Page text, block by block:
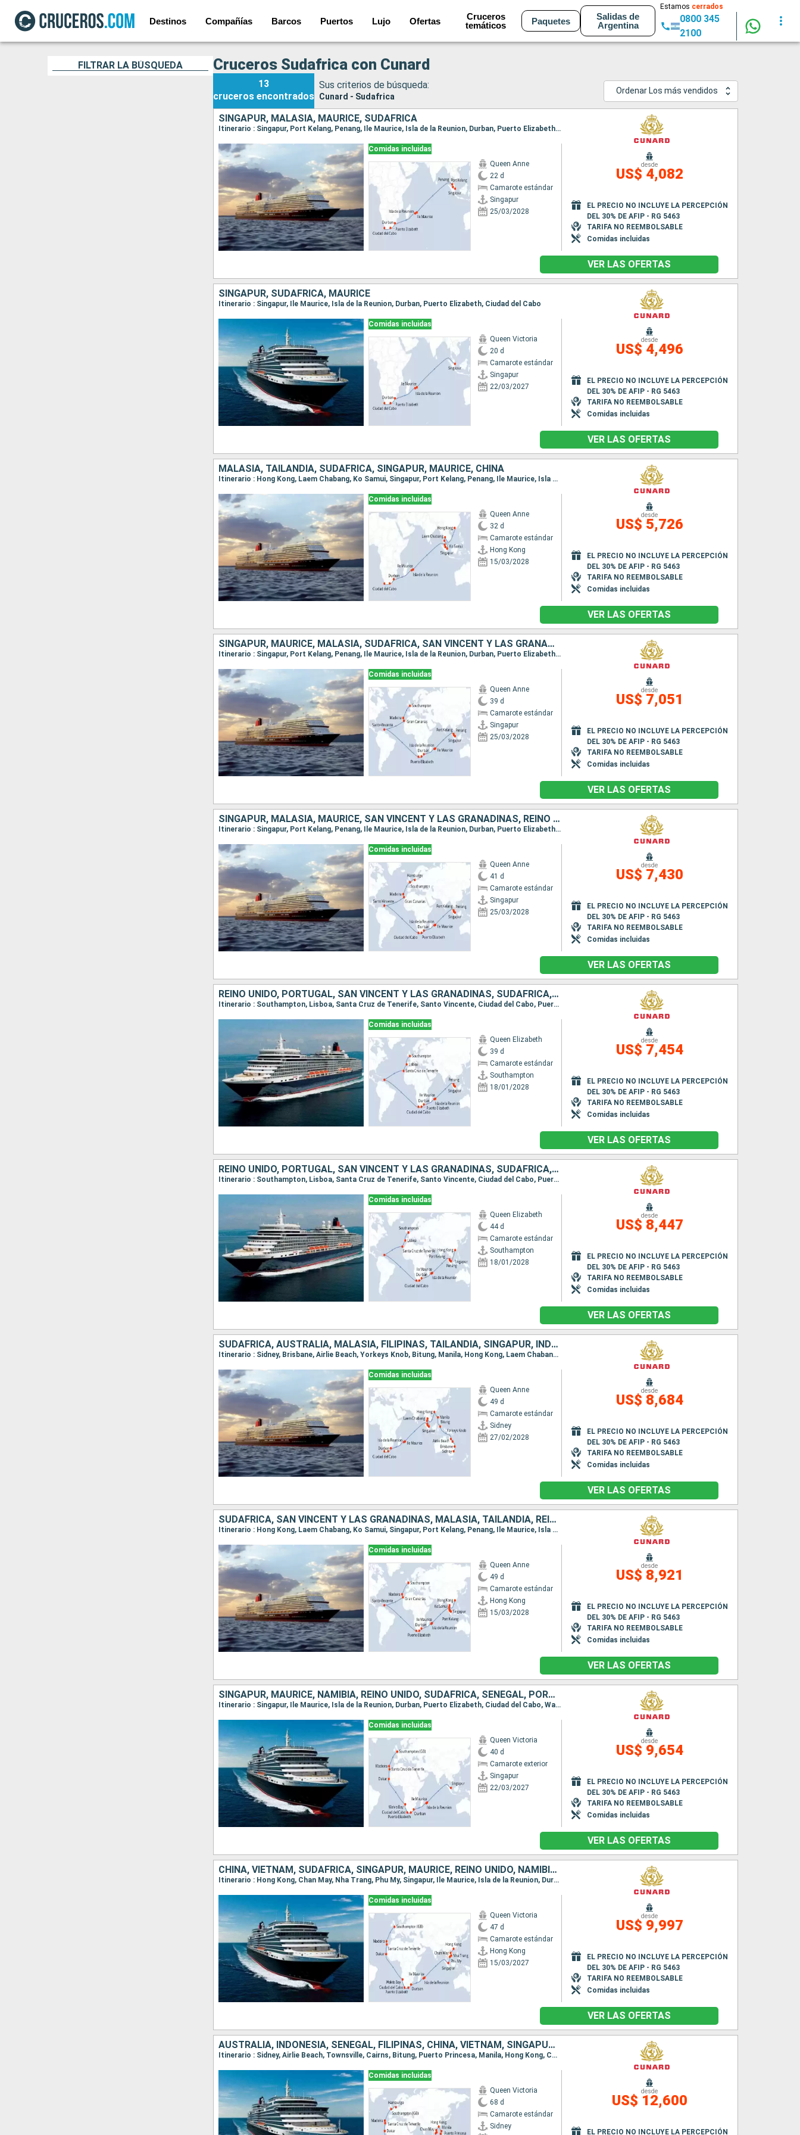
Destinos Compañías Barcos Puertos Lujo Ofertas
Cruceros
temáticos
Paquetes
Salidas de
Argentina
Estamos cerrados
0800 345
2100
FILTRAR LA BÚSQUEDA Cruceros Sudafrica con Cunard
13
cruceros encontrados
Sus criterios de búsqueda:
Cunard - Sudafrica
Ordenar Los más vendidos
SINGAPUR, MALASIA, MAURICE, SUDAFRICA
Itinerario : Singapur, Port Kelang, Penang, Ile Maurice, Isla de la Reunion, Durban, Puerto Elizabeth, Ciudad del Cabo
Comidas incluidas
Queen Anne
22 d
Camarote estándar
Singapur
25/03/2028
desde
US$ 4,082
EL PRECIO NO INCLUYE LA PERCEPCIÓN
DEL 30% DE AFIP - RG 5463
TARIFA NO REEMBOLSABLE
Comidas incluidas
VER LAS OFERTAS
SINGAPUR, SUDAFRICA, MAURICE
Itinerario : Singapur, Ile Maurice, Isla de la Reunion, Durban, Puerto Elizabeth, Ciudad del Cabo
Comidas incluidas
Queen Victoria
20 d
Camarote estándar
Singapur
22/03/2027
desde
US$ 4,496
EL PRECIO NO INCLUYE LA PERCEPCIÓN
DEL 30% DE AFIP - RG 5463
TARIFA NO REEMBOLSABLE
Comidas incluidas
VER LAS OFERTAS
MALASIA, TAILANDIA, SUDAFRICA, SINGAPUR, MAURICE, CHINA
Itinerario : Hong Kong, Laem Chabang, Ko Samui, Singapur, Port Kelang, Penang, Ile Maurice, Isla de la Reunion, Durban, Puerto Elizabeth, Ciudad del Cabo
Comidas incluidas
Queen Anne
32 d
Camarote estándar
Hong Kong
15/03/2028
desde
US$ 5,726
EL PRECIO NO INCLUYE LA PERCEPCIÓN
DEL 30% DE AFIP - RG 5463
TARIFA NO REEMBOLSABLE
Comidas incluidas
VER LAS OFERTAS
SINGAPUR, MAURICE, MALASIA, SUDAFRICA, SAN VINCENT Y LAS GRANADINAS, ESPAÑA, PORTUGAL, REINO UNIDO
Itinerario : Singapur, Port Kelang, Penang, Ile Maurice, Isla de la Reunion, Durban, Puerto Elizabeth, Ciudad del Cabo, Santo Vincente, Gran Canarias, Madeira, Southampton
Comidas incluidas
Queen Anne
39 d
Camarote estándar
Singapur
25/03/2028
desde
US$ 7,051
EL PRECIO NO INCLUYE LA PERCEPCIÓN
DEL 30% DE AFIP - RG 5463
TARIFA NO REEMBOLSABLE
Comidas incluidas
VER LAS OFERTAS
SINGAPUR, MALASIA, MAURICE, SAN VINCENT Y LAS GRANADINAS, REINO UNIDO, SUDAFRICA, ESPAÑA, PORTUGAL, ALEMANIA
Itinerario : Singapur, Port Kelang, Penang, Ile Maurice, Isla de la Reunion, Durban, Puerto Elizabeth, Ciudad del Cabo, Santo Vincente, Gran Canarias, Madeira, Southampton, Hamburgo
Comidas incluidas
Queen Anne
41 d
Camarote estándar
Singapur
25/03/2028
desde
US$ 7,430
EL PRECIO NO INCLUYE LA PERCEPCIÓN
DEL 30% DE AFIP - RG 5463
TARIFA NO REEMBOLSABLE
Comidas incluidas
VER LAS OFERTAS
REINO UNIDO, PORTUGAL, SAN VINCENT Y LAS GRANADINAS, SUDAFRICA, MAURICE, MALASIA, SINGAPUR
Itinerario : Southampton, Lisboa, Santa Cruz de Tenerife, Santo Vincente, Ciudad del Cabo, Puerto Elizabeth, Durban, Isla de la Reunion, Ile Maurice, Penang, Port Kelang, Singapur
Comidas incluidas
Queen Elizabeth
39 d
Camarote estándar
Southampton
18/01/2028
desde
US$ 7,454
EL PRECIO NO INCLUYE LA PERCEPCIÓN
DEL 30% DE AFIP - RG 5463
TARIFA NO REEMBOLSABLE
Comidas incluidas
VER LAS OFERTAS
REINO UNIDO, PORTUGAL, SAN VINCENT Y LAS GRANADINAS, SUDAFRICA, MAURICE, MALASIA, SINGAPUR, CHINA
Itinerario : Southampton, Lisboa, Santa Cruz de Tenerife, Santo Vincente, Ciudad del Cabo, Puerto Elizabeth, Durban, Isla de la Reunion, Ile Maurice, Penang, Port Kelang, Singapur, Hong Kong
Comidas incluidas
Queen Elizabeth
44 d
Camarote estándar
Southampton
18/01/2028
desde
US$ 8,447
EL PRECIO NO INCLUYE LA PERCEPCIÓN
DEL 30% DE AFIP - RG 5463
TARIFA NO REEMBOLSABLE
Comidas incluidas
VER LAS OFERTAS
SUDAFRICA, AUSTRALIA, MALASIA, FILIPINAS, TAILANDIA, SINGAPUR, INDONESIA, MAURICE, CHINA
Itinerario : Sidney, Brisbane, Airlie Beach, Yorkeys Knob, Bitung, Manila, Hong Kong, Laem Chabang, Ko Samui, Singapur, Port Kelang, Penang, Ile Maurice, Isla de la Reunion, Durban, Puerto Elizabeth, Ciudad del Cabo
Comidas incluidas
Queen Anne
49 d
Camarote estándar
Sidney
27/02/2028
desde
US$ 8,684
EL PRECIO NO INCLUYE LA PERCEPCIÓN
DEL 30% DE AFIP - RG 5463
TARIFA NO REEMBOLSABLE
Comidas incluidas
VER LAS OFERTAS
SUDAFRICA, SAN VINCENT Y LAS GRANADINAS, MALASIA, TAILANDIA, REINO UNIDO, PORTUGAL, SINGAPUR, ESPAÑA, CHINA, MAURICE
Itinerario : Hong Kong, Laem Chabang, Ko Samui, Singapur, Port Kelang, Penang, Ile Maurice, Isla de la Reunion, Durban, Puerto Elizabeth, Ciudad del Cabo, Santo Vincente, Gran Canarias, Madeira, Southampton
Comidas incluidas
Queen Anne
49 d
Camarote estándar
Hong Kong
15/03/2028
desde
US$ 8,921
EL PRECIO NO INCLUYE LA PERCEPCIÓN
DEL 30% DE AFIP - RG 5463
TARIFA NO REEMBOLSABLE
Comidas incluidas
VER LAS OFERTAS
SINGAPUR, MAURICE, NAMIBIA, REINO UNIDO, SUDAFRICA, SENEGAL, PORTUGAL
Itinerario : Singapur, Ile Maurice, Isla de la Reunion, Durban, Puerto Elizabeth, Ciudad del Cabo, Walvis Bay, Dakar, Santa Cruz de Tenerife, Madeira, Southampton
Comidas incluidas
Queen Victoria
40 d
Camarote exterior
Singapur
22/03/2027
desde
US$ 9,654
EL PRECIO NO INCLUYE LA PERCEPCIÓN
DEL 30% DE AFIP - RG 5463
TARIFA NO REEMBOLSABLE
Comidas incluidas
VER LAS OFERTAS
CHINA, VIETNAM, SUDAFRICA, SINGAPUR, MAURICE, REINO UNIDO, NAMIBIA, SENEGAL, PORTUGAL
Itinerario : Hong Kong, Chan May, Nha Trang, Phu My, Singapur, Ile Maurice, Isla de la Reunion, Durban, Puerto Elizabeth, Ciudad del Cabo, Walvis Bay, Dakar, Santa Cruz de Tenerife, Madeira, Southampton
Comidas incluidas
Queen Victoria
47 d
Camarote estándar
Hong Kong
15/03/2027
desde
US$ 9,997
EL PRECIO NO INCLUYE LA PERCEPCIÓN
DEL 30% DE AFIP - RG 5463
TARIFA NO REEMBOLSABLE
Comidas incluidas
VER LAS OFERTAS
AUSTRALIA, INDONESIA, SENEGAL, FILIPINAS, CHINA, VIETNAM, SINGAPUR, MAURICE, SUDAFRICA, NAMIBIA, PORTUGAL, REINO UNIDO, ALEMANIA
Itinerario : Sidney, Airlie Beach, Townsville, Cairns, Bitung, Puerto Princesa, Manila, Hong Kong, Chan May, Nha Trang, Phu My, Singapur, Ile Maurice, Isla de la Reunion, Durban, Puerto Elizabeth, Ciudad del Cabo, Walvis Bay, Dakar, Santa Cruz de Tenerife, Madeira, Southampton, Hamburgo
Comidas incluidas
Queen Victoria
68 d
Camarote estándar
Sidney
desde
US$ 12,600
EL PRECIO NO INCLUYE LA PERCEPCIÓN